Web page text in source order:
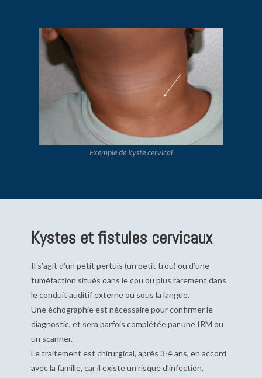
Exemple de kyste cervical
Kystes et fistules cervicaux
Il s’agit d’un petit pertuis (un petit trou) ou d’une
tuméfaction situés dans le cou ou plus rarement dans
le conduit auditif externe ou sous la langue.
Une échographie est nécessaire pour confirmer le
diagnostic, et sera parfois complétée par une IRM ou
un scanner.
Le traitement est chirurgical, après 3-4 ans, en accord
avec la famille, car il existe un risque d’infection.